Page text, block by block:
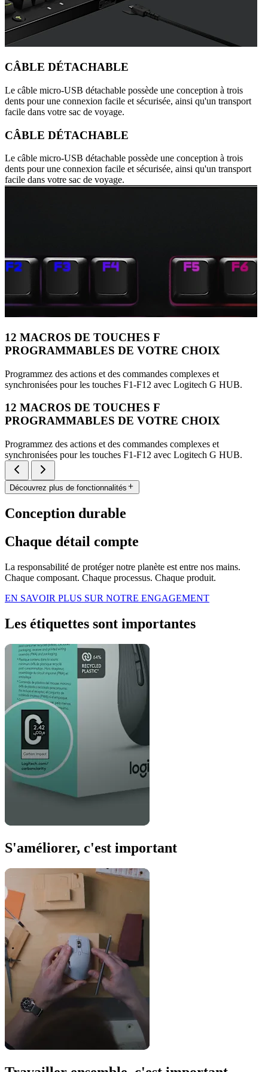
CÂBLE DÉTACHABLE
Le câble micro-USB détachable possède une conception à trois
dents pour une connexion facile et sécurisée, ainsi qu'un transport
facile dans votre sac de voyage.
CÂBLE DÉTACHABLE
Le câble micro-USB détachable possède une conception à trois
dents pour une connexion facile et sécurisée, ainsi qu'un transport
facile dans votre sac de voyage.
12 MACROS DE TOUCHES F
PROGRAMMABLES DE VOTRE CHOIX
Programmez des actions et des commandes complexes et
synchronisées pour les touches F1-F12 avec Logitech G HUB.
12 MACROS DE TOUCHES F
PROGRAMMABLES DE VOTRE CHOIX
Programmez des actions et des commandes complexes et
synchronisées pour les touches F1-F12 avec Logitech G HUB.
Découvrez plus de fonctionnalités
Conception durable
Chaque détail compte
La responsabilité de protéger notre planète est entre nos mains.
Chaque composant. Chaque processus. Chaque produit.
EN SAVOIR PLUS SUR NOTRE ENGAGEMENT
Les étiquettes sont importantes
S'améliorer, c'est important